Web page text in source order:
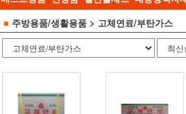
■ 주방용품/생활용품 > 고체연료/부탄가스